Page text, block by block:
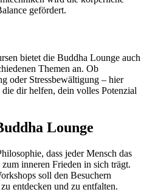
gefördert.
bietet die Buddha Lounge auch
Themen an. Ob
oder Stressbewältigung – hier
dir helfen, dein volles Potenzial
Lounge
dass jeder Mensch das
inneren Frieden in sich trägt.
soll den Besuchern
entdecken und zu entfalten.